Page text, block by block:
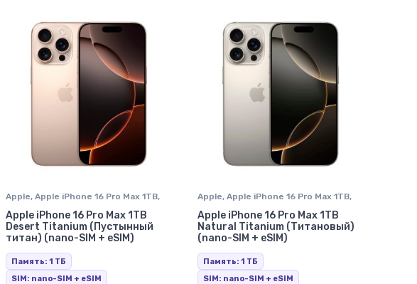
Apple, Apple iPhone 16 Pro Max 1TB,
iPhone 16 Pro Max iPhone в
Ставрополе
Apple iPhone 16 Pro Max 1TB
Desert Titanium (Пустынный
титан) (nano-SIM + eSIM)
Память: 1 ТБ
SIM: nano-SIM + eSIM
Apple, Apple iPhone 16 Pro Max 1TB,
Apple iPhone 16 Pro Max Natural
Titanium (Натуральный Титан),
iPhone 16 Pro Max, iPhone в
Apple iPhone 16 Pro Max 1TB
Natural Titanium (Титановый)
(nano-SIM + eSIM)
Память: 1 ТБ
SIM: nano-SIM + eSIM